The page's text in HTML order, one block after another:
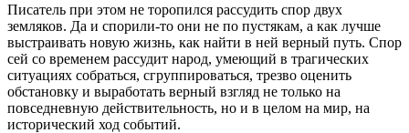
Писатель при этом не торопился рассудить спор двух
земляков. Да и спорили-то они не по пустякам, а как лучше
выстраивать новую жизнь, как найти в ней верный путь. Спор
сей со временем рассудит народ, умеющий в трагических
ситуациях собраться, сгруппироваться, трезво оценить
обстановку и выработать верный взгляд не только на
повседневную действительность, но и в целом на мир, на
исторический ход событий.